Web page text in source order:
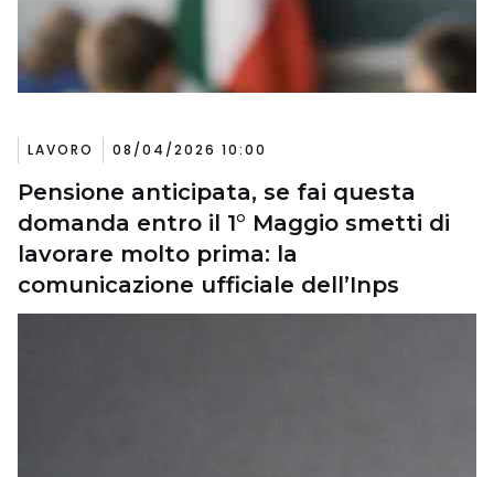
LAVORO 08/04/2026 10:00
Pensione anticipata, se fai questa
domanda entro il 1° Maggio smetti di
lavorare molto prima: la
comunicazione ufficiale dell’Inps